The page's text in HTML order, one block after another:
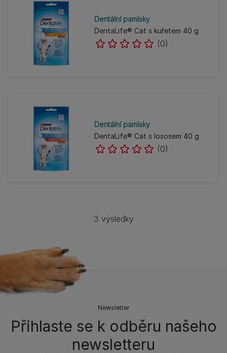
Dentální pamlsky
DentaLife® Cat s kuřetem 40 g
(0)
Dentální pamlsky
DentaLife® Cat s lososem 40 g
(0)
3 výsledky
Newsletter
Přihlaste se k odběru našeho
newsletteru